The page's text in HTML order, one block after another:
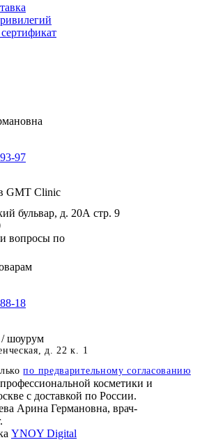
97
GMT Clinic
бульвар, д. 20А стр. 9
вопросы по
18
/ шоурум
д. 22 к. 1
по предварительному согласованию
косметики и
с доставкой по России.
Арина Германовна, врач-
YNOY Digital